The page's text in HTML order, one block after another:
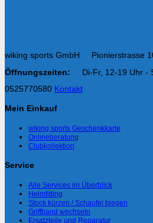
wiking sports GmbH Pionierstrasse
Öffnungszeiten: Di-Fr, 12-19 Uhr -
0525770580 Kontakt
Mein Einkauf
wiking sports Geschenkkarte
Onlineberatung
Clubkollektion
Service
Alle Services im Überblick
Helmfitting
Stock kürzen / Schaufel biegen
Griffband wechseln
Ersatzteile und Reparatur